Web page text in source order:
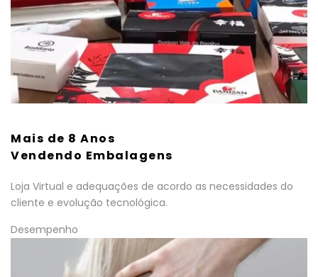
Mais de 8 Anos
Vendendo Embalagens
Loja Virtual e adequações de acordo as necessidades do
cliente e evolução tecnológica.
Desempenho